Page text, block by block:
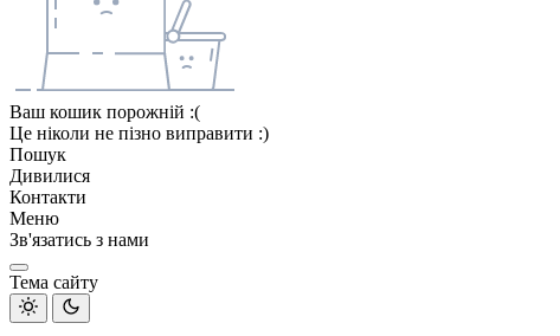
Ваш кошик порожній :(
Це ніколи не пізно виправити :)
Пошук
Дивилися
Контакти
Меню
Зв'язатись з нами
Тема сайту